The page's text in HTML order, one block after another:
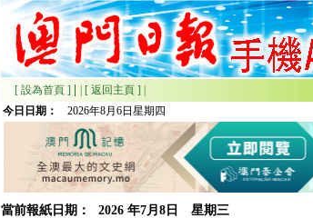
[ 設為首頁 ] [ 返回主頁 ]
今日日期：
2026年8月6日星期四
當前報紙日期： 2026 年7月 8日 星期三